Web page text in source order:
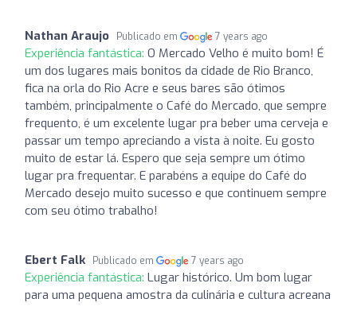
Nathan Araujo Publicado em 7 years ago
Experiência fantástica: O Mercado Velho é muito bom! É
um dos lugares mais bonitos da cidade de Rio Branco,
fica na orla do Rio Acre e seus bares são ótimos
também, principalmente o Café do Mercado, que sempre
frequento, é um excelente lugar pra beber uma cerveja e
passar um tempo apreciando a vista à noite. Eu gosto
muito de estar lá. Espero que seja sempre um ótimo
lugar pra frequentar. E parabéns a equipe do Café do
Mercado desejo muito sucesso e que continuem sempre
com seu ótimo trabalho!
Ebert Falk Publicado em 7 years ago
Experiência fantástica: Lugar histórico. Um bom lugar
para uma pequena amostra da culinária e cultura acreana